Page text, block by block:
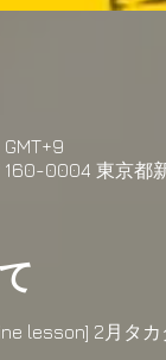
GMT+9
0004 東京都
lesson] 2月タ